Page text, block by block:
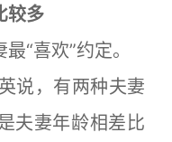
较多
“喜欢”约定。
，有两种夫妻
夫妻年龄相差比